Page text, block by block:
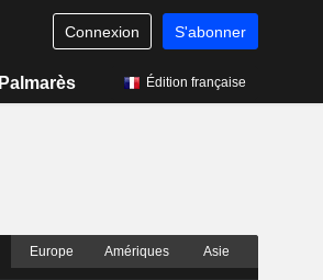
Connexion S'abonner
Palmarès Édition française
Europe Amériques Asie